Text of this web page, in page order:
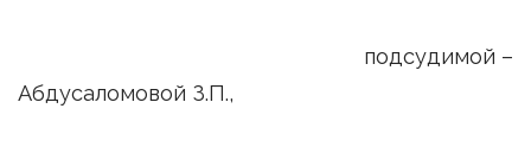
подсудимой –
Абдусаломовой З.П.,